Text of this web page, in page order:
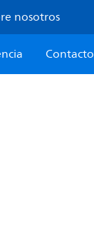
nosotros
Contacto